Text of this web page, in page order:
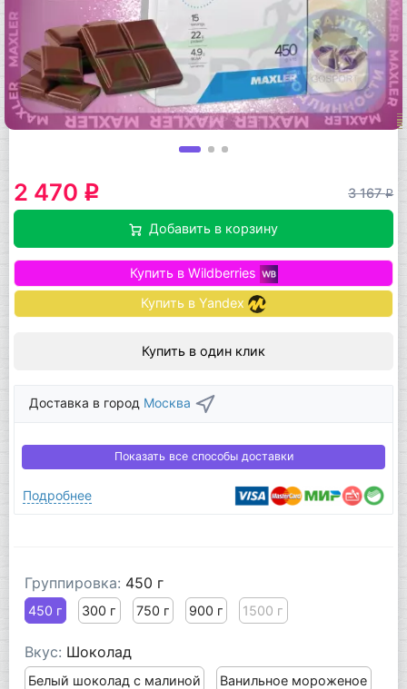
2 470 q 3 167q
Добавить в корзину
Купить в Wildberries
Купить в Yandex
Купить в один клик
Доставка в город Москва
Показать все способы доставки
Подробнее
Группировка: 450 г
450 г 300 г 750 г 900 г 1500 г
Вкус: Шоколад
Белый шоколад с малиной Ванильное мороженое